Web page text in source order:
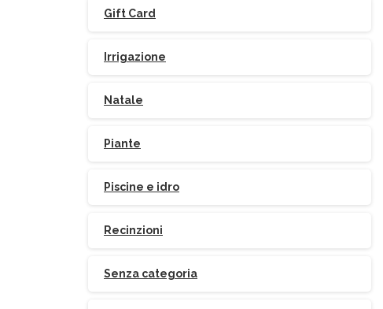
Gift Card
Irrigazione
Natale
Piante
Piscine e idro
Recinzioni
Senza categoria